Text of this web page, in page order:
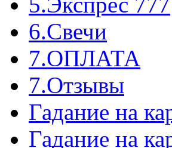
6.Свечи
7.ОПЛАТА
7.Отзывы
Гадание на
Гадание на